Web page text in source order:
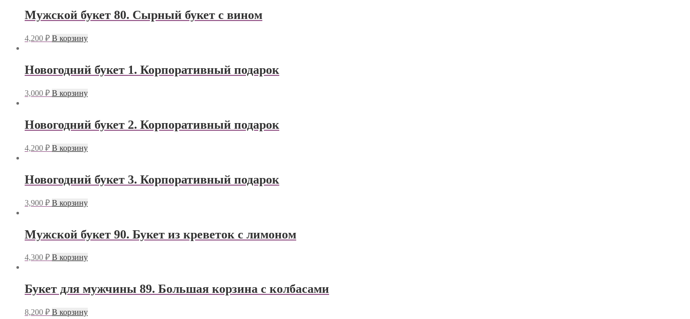
Мужской букет 80. Сырный букет с вином
4,200 ₽ В корзину
Новогодний букет 1. Корпоративный подарок
3,000 ₽ В корзину
Новогодний букет 2. Корпоративный подарок
4,200 ₽ В корзину
Новогодний букет 3. Корпоративный подарок
3,900 ₽ В корзину
Мужской букет 90. Букет из креветок с лимоном
4,300 ₽ В корзину
Букет для мужчины 89. Большая корзина с колбасами
8,200 ₽ В корзину